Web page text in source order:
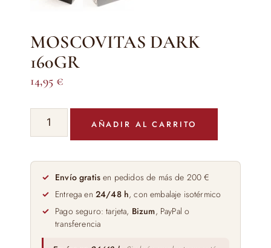
MOSCOVITAS DARK
160GR
14,95 €
MOSCOVITAS
DARK
cantidad
AÑADIR AL CARRITO
Envío gratis en pedidos de más de 200 €
Entrega en 24/48 h, con embalaje isotérmico
Pago seguro: tarjeta, Bizum, PayPal o
transferencia